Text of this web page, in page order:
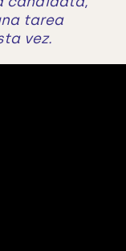
tarea
vez.